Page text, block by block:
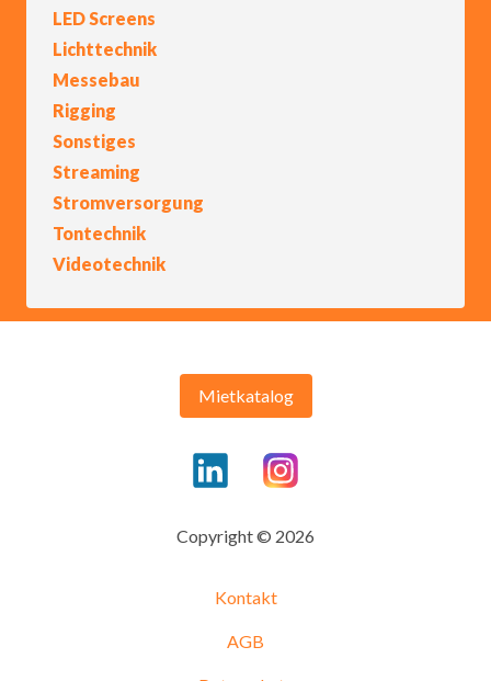
LED Screens
Lichttechnik
Messebau
Rigging
Sonstiges
Streaming
Stromversorgung
Tontechnik
Videotechnik
Mietkatalog
Copyright © 2026
Kontakt
AGB